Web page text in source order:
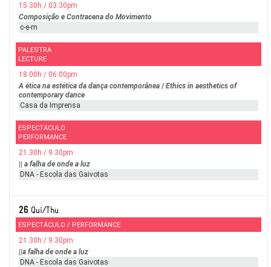
15.30h / 03.30pm
Composição e Contracena do Movimento
c-e-m
PALESTRA
LECTURE
18.00h / 06.00pm
A ética na estética da dança contemporânea /Ethics in aesthetics of
contemporary dance
Casa da Imprensa
ESPECTÁCULO
PERFORMANCE
21.30h / 9.30pm
a falha de onde a luz
DNA - Escola das Gaivotas
26 Qui/Thu
ESPECTÁCULO / PERFORMANCE
21.30h / 9.30pm
||a falha de onde a luz
DNA - Escola das Gaivotas